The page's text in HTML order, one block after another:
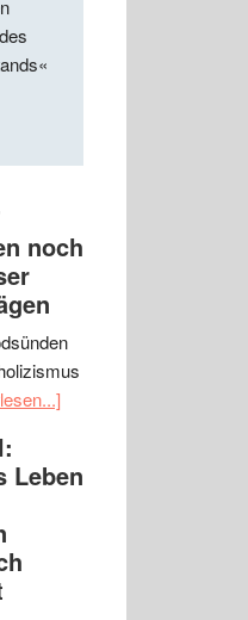
noch
Leben